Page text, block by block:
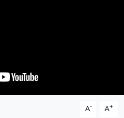
A- A+